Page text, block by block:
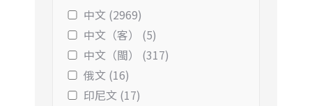
中文 (2969)
中文（客） (5)
中文（閩） (317)
俄文 (16)
印尼文 (17)